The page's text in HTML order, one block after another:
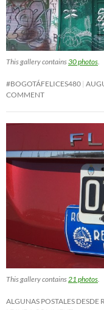
This gallery contains30 photos
#BOGOTÁFELICES480
COMMENT
This gallery contains 21 photos
ALGUNAS POSTALES DESDE